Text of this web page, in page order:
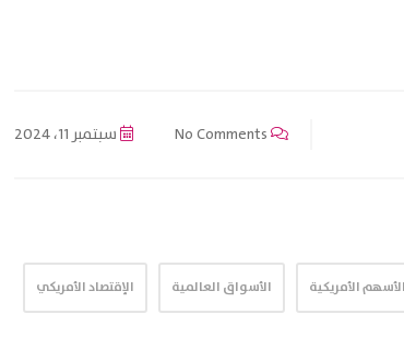
سبتمبر 11، 2024
الأمريكية الأسواق العالمية الإقتصاد الأمريكي